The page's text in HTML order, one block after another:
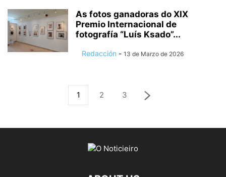
As fotos ganadoras do XIX
Premio Internacional de
fotografía “Luís Ksado”...
Redacción - 13 de Marzo de 2026
1 2 3